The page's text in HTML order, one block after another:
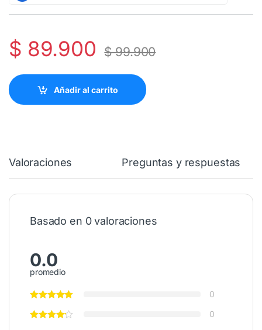
$ 89.900 $99.900
Añadir al carrito
Valoraciones Preguntas y respuestas
Basado en 0 valoraciones
0.0
promedio
0
0